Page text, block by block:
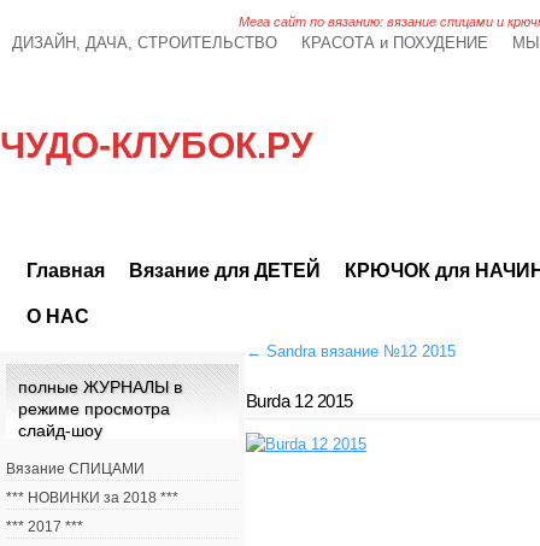
Мега сайт по вязанию: вязание спицами и
ДИЗАЙН, ДАЧА, СТРОИТЕЛЬСТВО КРАСОТА и ПОХУДЕНИЕ
ЧУДО-КЛУБОК.РУ
Главная Вязание для ДЕТЕЙ КРЮЧОК для
О НАС
← Sandra вязание №12 2015
Burda 12 2015
полные ЖУРНАЛЫ в
режиме просмотра
слайд-шоу
Вязание СПИЦАМИ
*** НОВИНКИ за 2018 ***
*** 2017 ***